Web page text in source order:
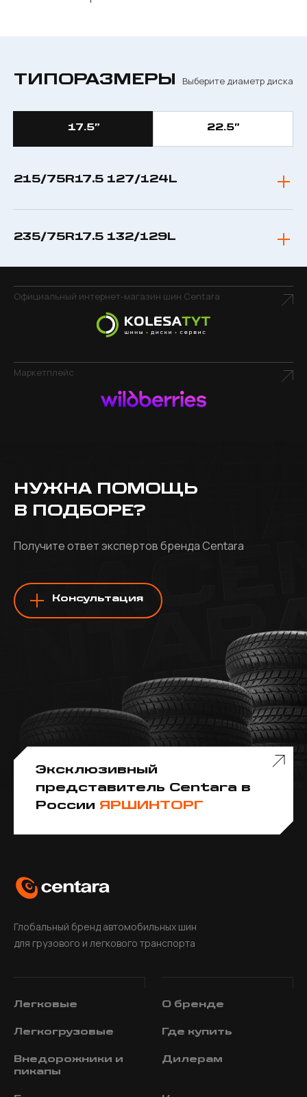
ТИПОРАЗМЕРЫ Выберите диаметр диска
17.5” 22.5”
215/75R17.5 127/124L
235/75R17.5 132/129L
Официальный интернет-магазин шин Centara
Маркетплейс
НУЖНА ПОМОЩЬ
В ПОДБОРЕ?
Получите ответ экспертов бренда Centara
Консультация
Эксклюзивный
представитель Centara в
России ЯРШИНТОРГ
Глобальный бренд автомобильных шин
для грузового и легкового транспорта
Легковые О бренде
Легкогрузовые Где купить
Внедорожники и
пикапы
Дилерам